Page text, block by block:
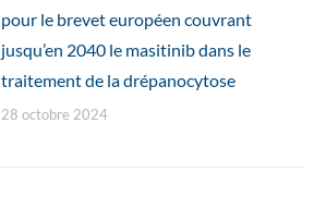
pour le brevet européen couvrant
jusqu’en 2040 le masitinib dans le
traitement de la drépanocytose
28 octobre 2024